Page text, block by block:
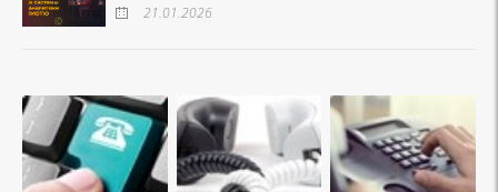
21.01.2026